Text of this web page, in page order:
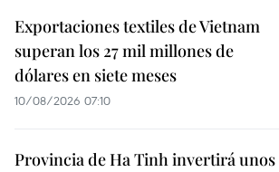
Exportaciones textiles de Vietnam
superan los 27 mil millones de
dólares en siete meses
10/08/2026 07:10
Provincia de Ha Tinh invertirá unos